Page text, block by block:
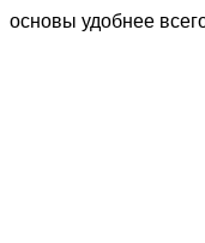
основы удобнее